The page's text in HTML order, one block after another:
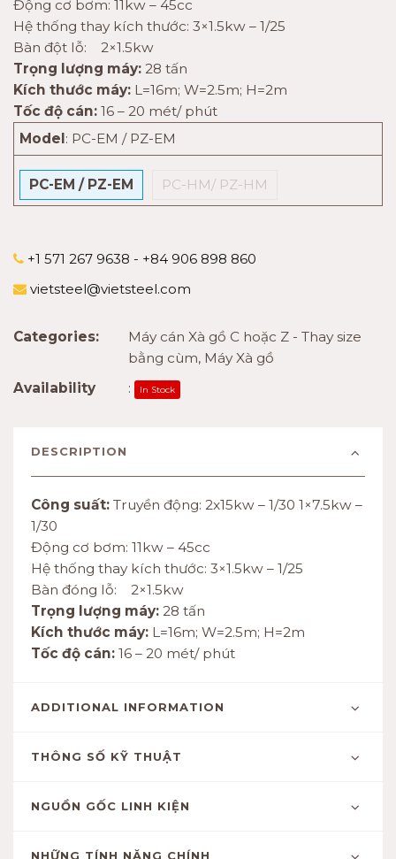
Động cơ bơm: 11kw – 45cc
Hệ thống thay kích thước: 3×1.5kw – 1/25
Bàn đột lỗ: 2×1.5kw
Trọng lượng máy: 28 tấn
Kích thước máy: L=16m; W=2.5m; H=2m
Tốc độ cán: 16 – 20 mét/ phút
Model: PC-EM / PZ-EM
PC-EM / PZ-EM PC-HM/ PZ-HM
+1 571 267 9638 - +84 906 898 860
vietsteel@vietsteel.com
Categories:
Máy cán Xà gồ C hoặc Z - Thay size
bằng cùm, Máy Xà gồ
Availability
: In Stock
DESCRIPTION
Công suất: Truyền động: 2x15kw – 1/30 1×7.5kw –
1/30
Động cơ bơm: 11kw – 45cc
Hệ thống thay kích thước: 3×1.5kw – 1/25
Bàn đóng lỗ: 2×1.5kw
Trọng lượng máy: 28 tấn
Kích thước máy: L=16m; W=2.5m; H=2m
Tốc độ cán: 16 – 20 mét/ phút
ADDITIONAL INFORMATION
THÔNG SỐ KỸ THUẬT
NGUỒN GỐC LINH KIỆN
NHỮNG TÍNH NĂNG CHÍNH